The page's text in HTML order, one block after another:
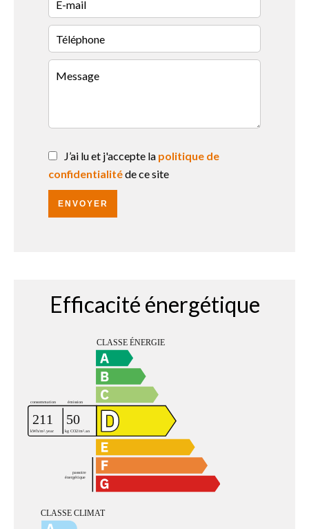
J’ai lu et j'accepte la politique de
confidentialitéde ce site
ENVOYER
Efficacité énergétique